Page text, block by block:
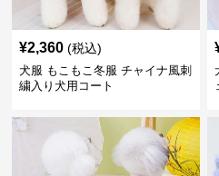
¥2,360 (税込)
犬服 もこもこ冬服 チャイナ風刺
繍入り犬用コート